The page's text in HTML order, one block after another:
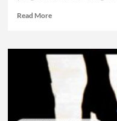
Read MoreRead
Kebebasan
Berekspresi
dalam
Sistem
Demokrasi